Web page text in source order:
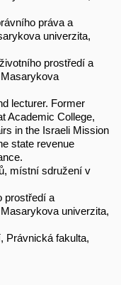
práva a
univerzita,
prostředí a
lecturer. Former
Academic College,
in the Israeli Mission
state revenue
místní sdružení v
prostředí a
univerzita,
Právnická fakulta,